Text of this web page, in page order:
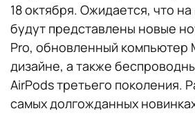
18 октября. Ожидается, что
будут представлены новые
Pro, обновленный компьютер
дизайне, а также
AirPods третьего поколения.
самых долгожданных